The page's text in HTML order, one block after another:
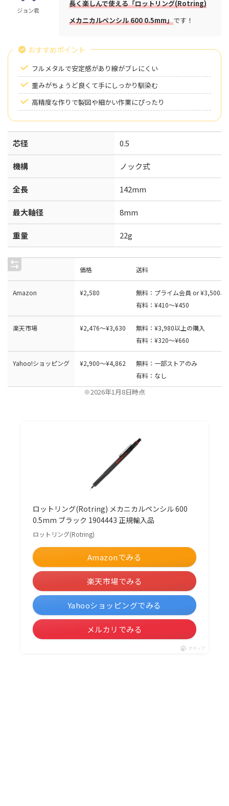
ジョン君
長く楽しんで使える「ロットリング(Rotring)
メカニカルペンシル 600 0.5mm」です！
おすすめポイント
フルメタルで安定感があり線がブレにくい
重みがちょうど良くて手にしっかり馴染む
高精度な作りで製図や細かい作業にぴったり
芯径 0.5
機構 ノック式
全長 142mm
最大軸径 8mm
重量 22g
価格 送料
Amazon ¥2,580
無料：プライム会員 or ¥3,500以
有料：¥410〜¥450
楽天市場 ¥2,476〜¥3,630
無料：¥3,980以上の購入
有料：¥320〜¥660
Yahoo!ショッピング ¥2,900〜¥4,862
無料：一部ストアのみ
有料：なし
※2026年1月8日時点
ロットリング(Rotring) メカニカルペンシル 600
0.5mm ブラック 1904443 正規輸入品
ロットリング(Rotring)
Amazonでみる
楽天市場でみる
Yahooショッピングでみる
メルカリでみる
ポチップ